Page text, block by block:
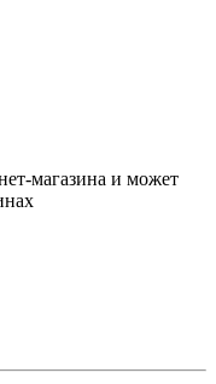
магазина и может